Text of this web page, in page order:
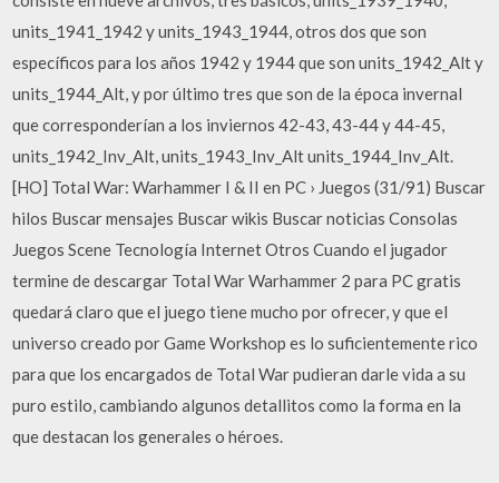
units_1941_1942 y units_1943_1944, otros dos que son
específicos para los años 1942 y 1944 que son units_1942_Alt y
units_1944_Alt, y por último tres que son de la época invernal
que corresponderían a los inviernos 42-43, 43-44 y 44-45,
units_1942_Inv_Alt, units_1943_Inv_Alt units_1944_Inv_Alt.
[HO] Total War: Warhammer I & II en PC › Juegos (31/91) Buscar
hilos Buscar mensajes Buscar wikis Buscar noticias Consolas
Juegos Scene Tecnología Internet Otros Cuando el jugador
termine de descargar Total War Warhammer 2 para PC gratis
quedará claro que el juego tiene mucho por ofrecer, y que el
universo creado por Game Workshop es lo suficientemente rico
para que los encargados de Total War pudieran darle vida a su
puro estilo, cambiando algunos detallitos como la forma en la
que destacan los generales o héroes.